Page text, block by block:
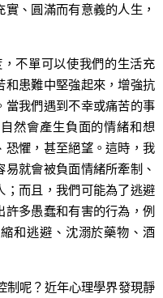
、圓滿而有意義的人生，
單可以使我們的生活充
患難中堅強起來，增強抗
我們遇到不幸或痛苦的事
然會產生負面的情緒和想
懼，甚至絕望。這時，我
就會被負面情緒所牽制、
而且，我們可能為了逃避
多愚蠢和有害的行為，例
和逃避、沈溺於藥物、酒
呢？近年心理學界發現靜